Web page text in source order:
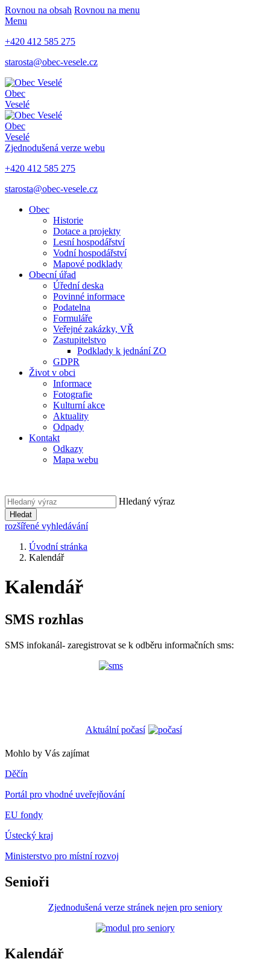
Rovnou na obsah Rovnou na menu
Menu
+420 412 585 275
starosta@obec-vesele.cz
Obec
Veselé
Obec
Veselé
Zjednodušená verze webu
+420 412 585 275
starosta@obec-vesele.cz
Obec
Historie
Dotace a projekty
Lesní hospodářství
Vodní hospodářství
Mapové podklady
Obecní úřad
Úřední deska
Povinné informace
Podatelna
Formuláře
Veřejné zakázky, VŘ
Zastupitelstvo
Podklady k jednání ZO
GDPR
Život v obci
Informace
Fotografie
Kulturní akce
Aktuality
Odpady
Kontakt
Odkazy
Mapa webu
Hledaný výraz
Hledat
rozšířené vyhledávání
Úvodní stránka
Kalendář
Kalendář
SMS rozhlas
SMS infokanál- zaregistrovat se k odběru informačních sms:
Aktuální počasí
Mohlo by Vás zajímat
Děčín
Portál pro vhodné uveřejňování
EU fondy
Ústecký kraj
Ministerstvo pro místní rozvoj
Senioři
Zjednodušená verze stránek nejen pro seniory
Kalendář